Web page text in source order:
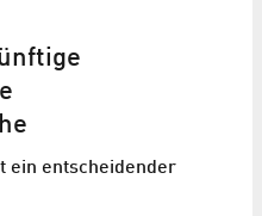
ein entscheidender